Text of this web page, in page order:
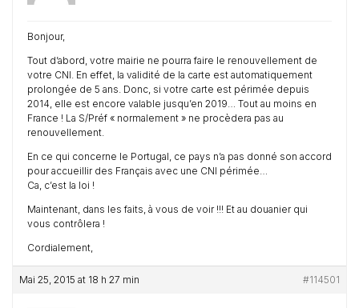
Bonjour,
Tout d’abord, votre mairie ne pourra faire le renouvellement de
votre CNI. En effet, la validité de la carte est automatiquement
prolongée de 5 ans. Donc, si votre carte est périmée depuis
2014, elle est encore valable jusqu’en 2019… Tout au moins en
France ! La S/Préf « normalement » ne procèdera pas au
renouvellement.
En ce qui concerne le Portugal, ce pays n’a pas donné son accord
pour accueillir des Français avec une CNI périmée…
Ca, c’est la loi !
Maintenant, dans les faits, à vous de voir !!! Et au douanier qui
vous contrôlera !
Cordialement,
Mai 25, 2015 at 18 h 27 min #114501